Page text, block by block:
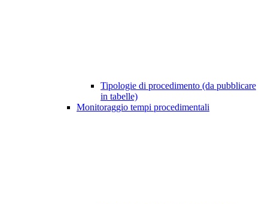
Tipologie di procedimento (da pubblicare
in tabelle)
Monitoraggio tempi procedimentali